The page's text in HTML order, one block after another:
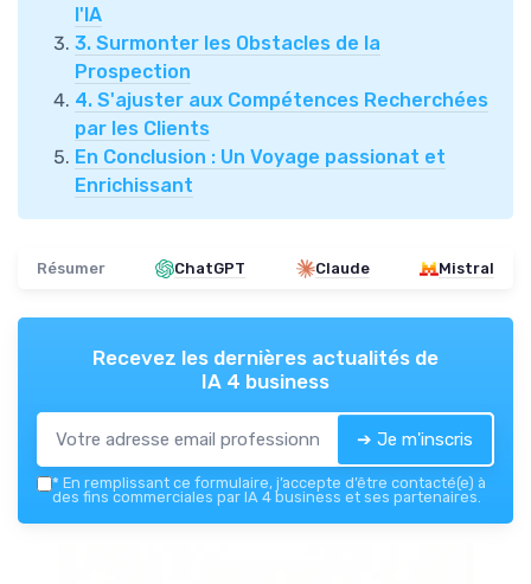
l'IA
3. Surmonter les Obstacles de la
Prospection
4. S'ajuster aux Compétences Recherchées
par les Clients
En Conclusion : Un Voyage passionat et
Enrichissant
Résumer ChatGPT Claude Mistral
Recevez les dernières actualités de
IA 4 business
➔ Je m'inscris
* En remplissant ce formulaire, j’accepte d’être contacté(e) à
des fins commerciales par IA 4 business et ses partenaires.